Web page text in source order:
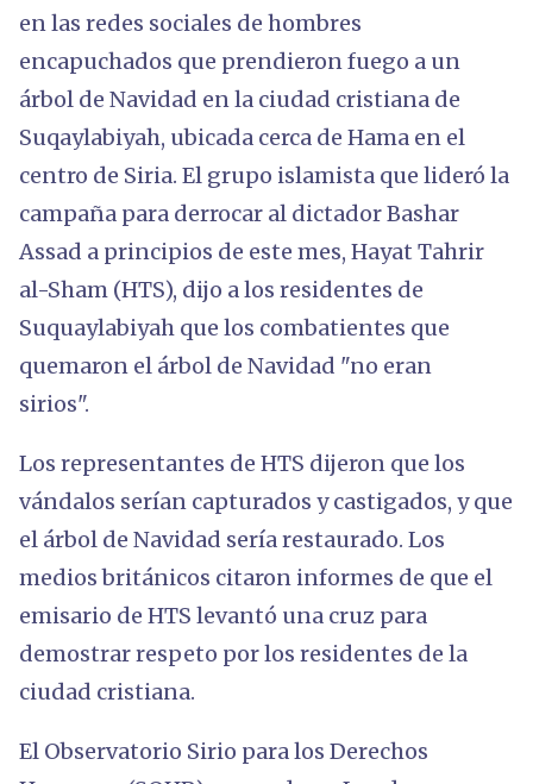
en las redes sociales de hombres
encapuchados que prendieron fuego a un
árbol de Navidad en la ciudad cristiana de
Suqaylabiyah, ubicada cerca de Hama en el
centro de Siria. El grupo islamista que lideró la
campaña para derrocar al dictador Bashar
Assad a principios de este mes, Hayat Tahrir
al-Sham (HTS), dijo a los residentes de
Suquaylabiyah que los combatientes que
quemaron el árbol de Navidad "no eran
sirios".
Los representantes de HTS dijeron que los
vándalos serían capturados y castigados, y que
el árbol de Navidad sería restaurado. Los
medios británicos citaron informes de que el
emisario de HTS levantó una cruz para
demostrar respeto por los residentes de la
ciudad cristiana.
El Observatorio Sirio para los Derechos